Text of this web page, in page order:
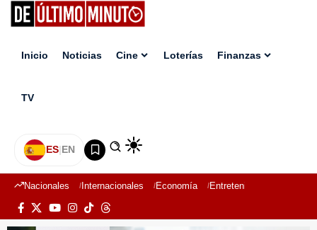
Inicio Noticias Cine Loterías Finanzas
TV
ES|EN
Nacionales Internacionales Economía Entretenimiento